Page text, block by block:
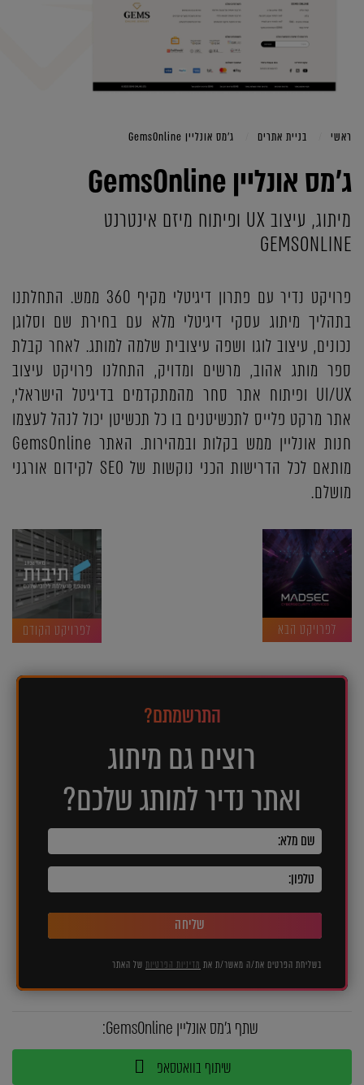
ראשי בניית אתרים ג'מס אונליין GemsOnline
ג'מס אונליין GemsOnline
מיתוג, עיצוב UX ופיתוח מיזם אינטרנט
GEMSONLINE
פרויקט נדיר עם פתרון דיגיטלי מקיף 360 ממש. התחלתנו
בתהליך מיתוג עסקי דיגיטלי מלא עם בחירת שם וסלוגן
נכונים, עיצוב לוגו ושפה עיצובית שלמה למותג. לאחר קבלת
ספר מותג אהוב, מרשים ומדויק, התחלנו פרויקט עיצוב
UI/UX ופיתוח אתר סחר מהמתקדמים בדיגיטל הישראלי,
אתר מרקט פלייס לתכשיטנים בו כל תכשיטן יכול לנהל לעצמו
חנות אונליין ממש בקלות ובמהירות. האתר GemsOnline
מותאם לכל הדרישות הכני נוקשות של SEO לקידום אורגני
מושלם.
לפרויקט הבא לפרויקט הקודם
התרשמתם?
רוצים גם מיתוג
ואתר נדיר למותג שלכם?
שליחה
בשליחת הפרטים את/ה מאשר/ת את מדיניות הפרטיות של האתר
שתף ג'מס אונליין GemsOnline:
שיתוף בוואטסאפ